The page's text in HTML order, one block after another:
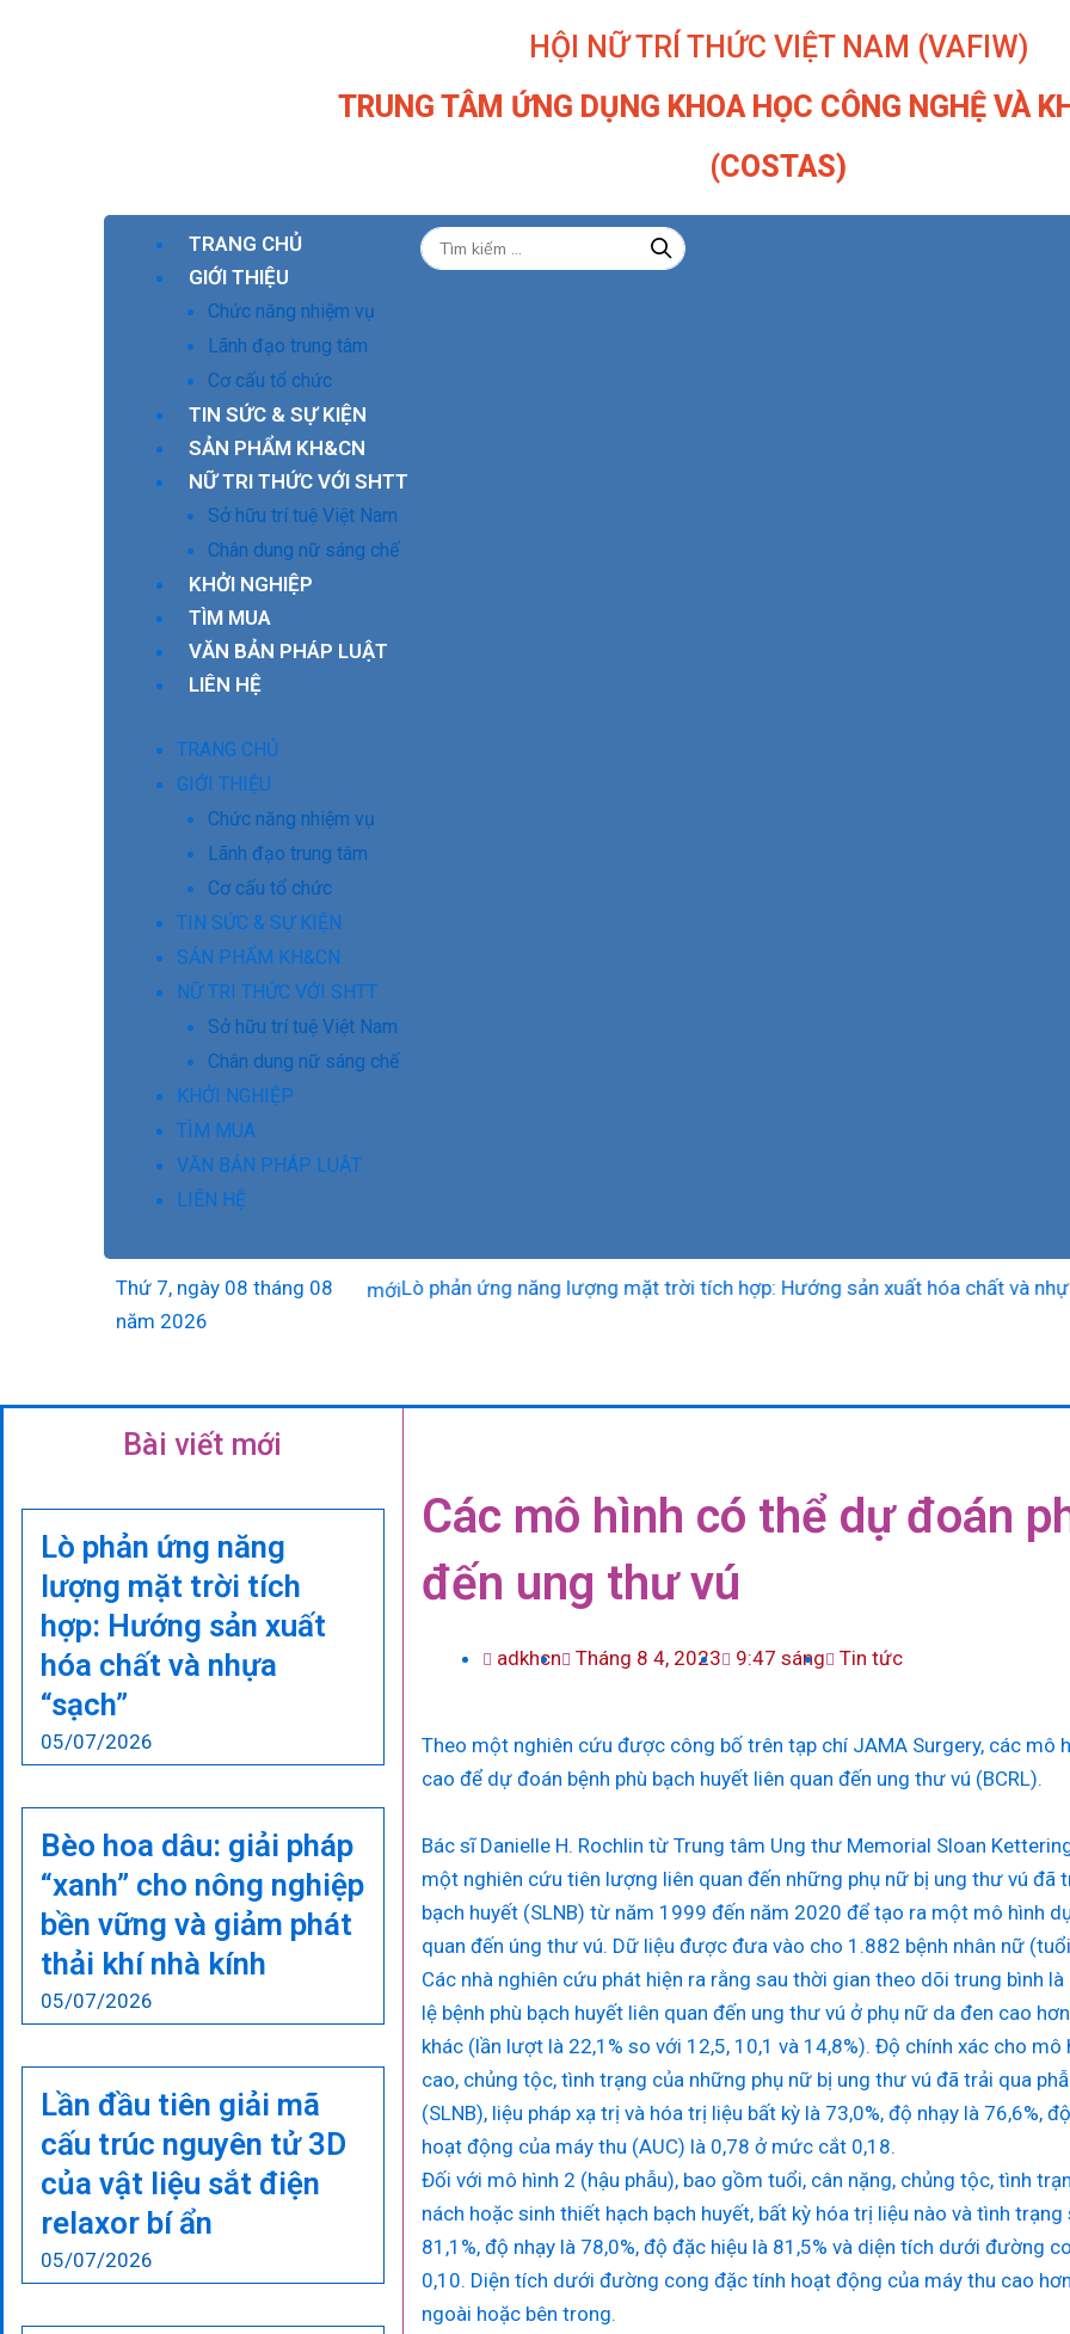
HỘI NỮ TRÍ THỨC VIỆT NAM (VAFIW)
TRUNG TÂM ỨNG DỤNG KHOA HỌC CÔNG NGHỆ VÀ
(COSTAS)
TRANG CHỦ
GIỚI THIỆU
Chức năng nhiệm vụ
Lãnh đạo trung tâm
Cơ cấu tổ chức
TIN SỨC & SỰ KIỆN
SẢN PHẨM KH&CN
NỮ TRI THỨC VỚI SHTT
Sở hữu trí tuệ Việt Nam
Chân dung nữ sáng chế
KHỞI NGHIỆP
TÌM MUA
VĂN BẢN PHÁP LUẬT
LIÊN HỆ
TRANG CHỦ
GIỚI THIỆU
Chức năng nhiệm vụ
Lãnh đạo trung tâm
Cơ cấu tổ chức
TIN SỨC & SỰ KIỆN
SẢN PHẨM KH&CN
NỮ TRI THỨC VỚI SHTT
Sở hữu trí tuệ Việt Nam
Chân dung nữ sáng chế
KHỞI NGHIỆP
TÌM MUA
VĂN BẢN PHÁP LUẬT
LIÊN HỆ
Thứ 7, ngày 08 tháng 08
năm 2026
Lò phản ứng năng lượng mặt trời tích hợp: Hướng sản xuất hóa chất và nhựa
Bài viết mới
Lò phản ứng năng
lượng mặt trời tích
hợp: Hướng sản xuất
hóa chất và nhựa
“sạch”
05/07/2026
Bèo hoa dâu: giải pháp
“xanh” cho nông nghiệp
bền vững và giảm phát
thải khí nhà kính
05/07/2026
Lần đầu tiên giải mã
cấu trúc nguyên tử 3D
của vật liệu sắt điện
relaxor bí ẩn
05/07/2026
Các mô hình có thể dự đoán
đến ung thư vú
adkhcn Tháng 8 4, 2023 9:47 sáng Tin tức
Theo một nghiên cứu được công bố trên tạp chí JAMA Surgery, các mô
cao để dự đoán bệnh phù bạch huyết liên quan đến ung thư vú (BCRL).
Bác sĩ Danielle H. Rochlin từ Trung tâm Ung thư Memorial Sloan
một nghiên cứu tiên lượng liên quan đến những phụ nữ bị ung thư vú đã
bạch huyết (SLNB) từ năm 1999 đến năm 2020 để tạo ra một mô hình
quan đến úng thư vú. Dữ liệu được đưa vào cho 1.882 bệnh nhân nữ
Các nhà nghiên cứu phát hiện ra rằng sau thời gian theo dõi trung bình
lệ bệnh phù bạch huyết liên quan đến ung thư vú ở phụ nữ da đen cao
khác (lần lượt là 22,1% so với 12,5, 10,1 và 14,8%). Độ chính xác cho
cao, chủng tộc, tình trạng của những phụ nữ bị ung thư vú đã trải qua
(SLNB), liệu pháp xạ trị và hóa trị liệu bất kỳ là 73,0%, độ nhạy là
hoạt động của máy thu (AUC) là 0,78 ở mức cắt 0,18.
Đối với mô hình 2 (hậu phẫu), bao gồm tuổi, cân nặng, chủng tộc, tình
nách hoặc sinh thiết hạch bạch huyết, bất kỳ hóa trị liệu nào và tình
81,1%, độ nhạy là 78,0%, độ đặc hiệu là 81,5% và diện tích dưới đường
0,10. Diện tích dưới đường cong đặc tính hoạt động của máy thu cao
ngoài hoặc bên trong.